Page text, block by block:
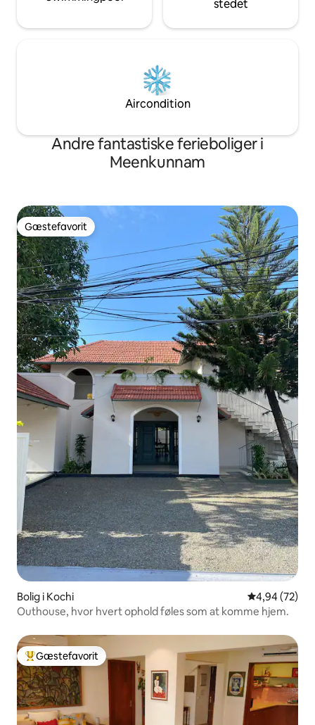
stedet
Aircondition
Andre fantastiske ferieboliger i
Meenkunnam
Gæstefavorit
Gæstefavorit
Bolig i Kochi 4,94 ud af 5 i
4,94 (72)
Outhouse, hvor hvert ophold føles som at komme hjem.
Bedste gæstefavorit
Gæstefavorit